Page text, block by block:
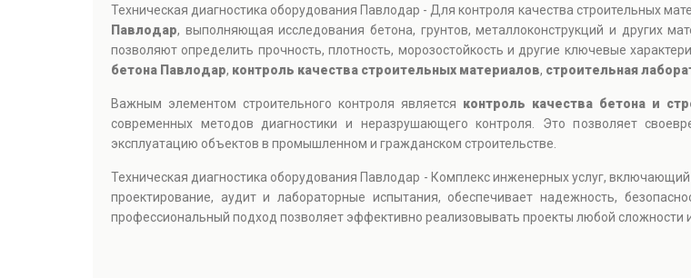
Техническая диагностика оборудования Павлодар - Для контроля качества строительных
Павлодар, выполняющая исследования бетона, грунтов, металлоконструкций и других
позволяют определить прочность, плотность, морозостойкость и другие ключевые
бетона Павлодар, контроль качества строительных материалов, строительная
Важным элементом строительного контроля является контроль качества бетона и
современных методов диагностики и неразрушающего контроля. Это позволяет
эксплуатацию объектов в промышленном и гражданском строительстве.
Техническая диагностика оборудования Павлодар - Комплекс инженерных услуг, включающий
проектирование, аудит и лабораторные испытания, обеспечивает надежность,
профессиональный подход позволяет эффективно реализовывать проекты любой сложности